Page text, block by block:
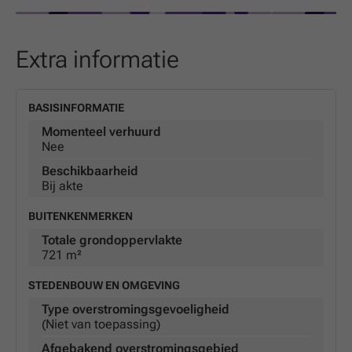
nieuwe thuis te maken.
Extra informatie
BASISINFORMATIE
Momenteel verhuurd
Nee
Beschikbaarheid
Bij akte
BUITENKENMERKEN
Totale grondoppervlakte
721 m²
STEDENBOUW EN OMGEVING
Type overstromingsgevoeligheid
(Niet van toepassing)
Afgebakend overstromingsgebied